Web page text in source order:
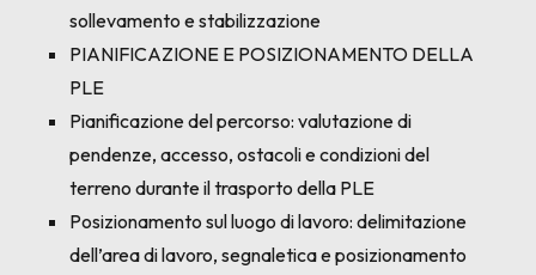
sollevamento e stabilizzazione
PIANIFICAZIONE E POSIZIONAMENTO DELLA
PLE
Pianificazione del percorso: valutazione di
pendenze, accesso, ostacoli e condizioni del
terreno durante il trasporto della PLE
Posizionamento sul luogo di lavoro: delimitazione
dell’area di lavoro, segnaletica e posizionamento